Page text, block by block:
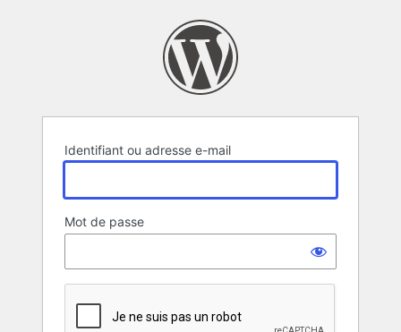
Identifiant ou adresse e-mail
Mot de passe